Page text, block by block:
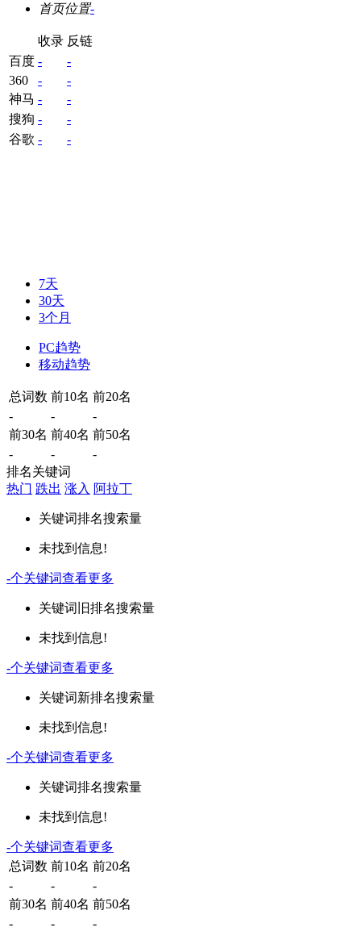
首页位置-
收录 反链
百度 -
-
360
-
-
神马 -
-
搜狗 -
-
谷歌 - -
7天
30天
3个月
PC趋势
移动趋势
总词数 前10名 前20名
-
-
-
前30名 前40名 前50名
-
-
-
排名关键词
热门 跌出 涨入 阿拉丁
关键词排名搜索量
未找到信息!
-个关键词查看更多
关键词 旧排名搜索量
未找到信息!
-个关键词查看更多
关键词新排名搜索量
未找到信息!
-个关键词查看更多
关键词排名搜索量
未找到信息!
-个关键词查看更多
总词数 前10名 前20名
-
-
-
前30名 前40名 前50名
-
-
-